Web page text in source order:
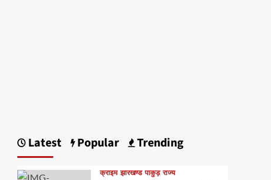
Latest Popular Trending
क्राइम झारखण्ड पाकुड़ राज्य